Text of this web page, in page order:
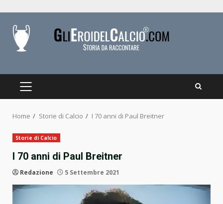
content
PRIMARY
Home Storie di Calcio I 70 anni di Paul Breitner
Storie di Calcio
I 70 anni di Paul Breitner
Redazione 5 Settembre 2021